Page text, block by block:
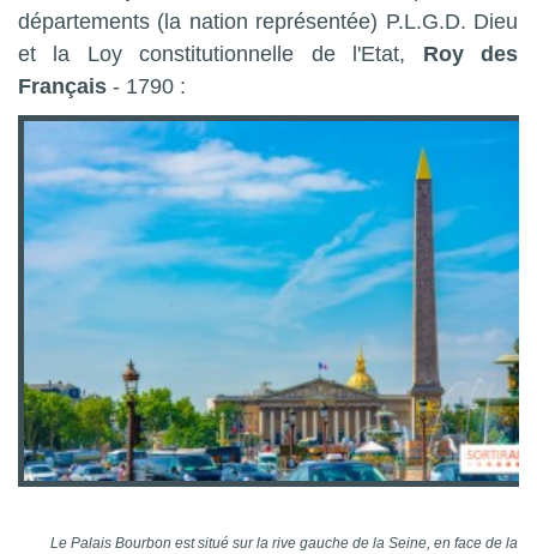
départements (la nation représentée) P.L.G.D. Dieu
et la Loy constitutionnelle de l'Etat, Roy des
Français - 1790 :
Le Palais Bourbon est situé sur la rive gauche de la Seine, en face de la